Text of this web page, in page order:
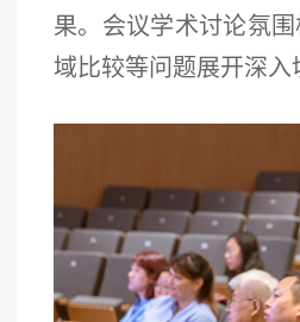
果。会议学术讨论氛
域比较等问题展开深入